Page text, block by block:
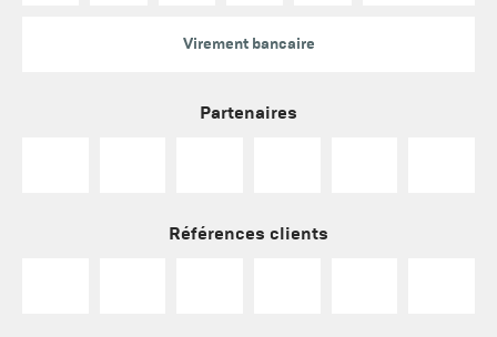
Virement bancaire
Partenaires
Références clients